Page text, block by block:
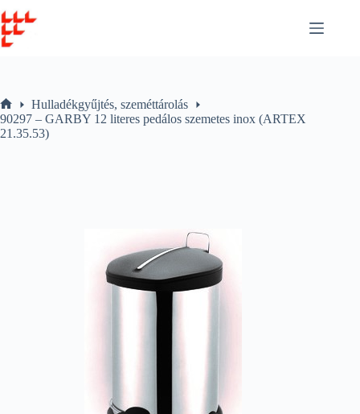
to
content
Home
Hulladékgyűjtés, szeméttárolás
90297 – GARBY 12 literes pedálos szemetes inox (ARTEX
21.35.53)